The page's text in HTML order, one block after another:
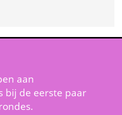
aan
bij de eerste paar